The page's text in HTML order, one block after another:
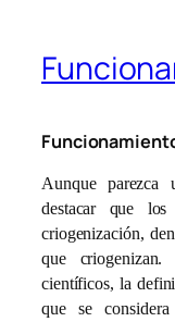
Aunque parezca
destacar que
criogenización,
que
científicos, la
que se